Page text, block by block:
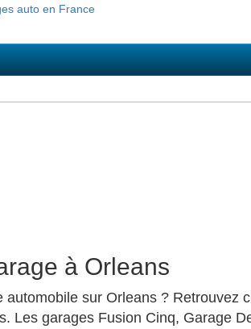
à Orleans
automobile sur Orleans ? Retrouvez
Les garages Fusion Cinq, Garage